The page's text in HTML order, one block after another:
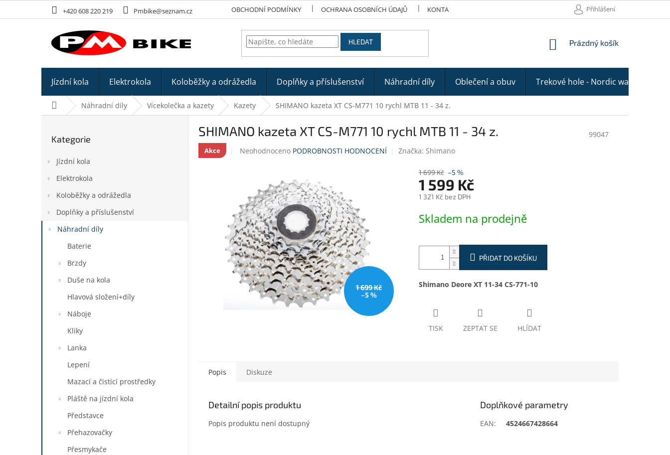
+420 608 220 219 Pmbike@seznam.cz OBCHODNÍ PODMÍNKY OCHRANA OSOBNÍCH ÚDAJŮ KONTAKTY Přihlášení
HLEDAT
NÁKUPNÍ
Prázdný košík
Jízdní kola Elektrokola Koloběžky a odrážedla Doplňky a příslušenství Náhradní díly Oblečení a obuv Trekové hole - Nordic walking
Domů Náhradní díly Vícekolečka a kazety Kazety SHIMANO kazeta XT CS-M771 10 rychl MTB 11 - 34 z.
p
Přeskočit
Kategorie
Jízdní kola
Elektrokola
Koloběžky a odrážedla
Doplňky a příslušenství
Náhradní díly
Baterie
Brzdy
Duše na kola
Hlavová složení+díly
Náboje
Kliky
Lanka
Lepení
Mazací a čistící prostředky
Pláště na jízdní kola
Představce
Přehazovačky
Přesmykače
SHIMANO kazeta XT CS-M771 10 rychl MTB 11 - 34 z. 99047
Akce
Průměrné
5
hvězdiček.
Neohodnoceno PODROBNOSTI HODNOCENÍ Značka: Shimano
1 699 Kč
–5 %
1 699 Kč –5 %
1 599 Kč
1 321 Kč bez DPH
cena:
Skladem na prodejně
PŘIDAT DO KOŠÍKU
Shimano Deore XT 11-34 CS-771-10
TISK ZEPTAT SE HLÍDAT
Popis Diskuze
Detailní popis produktu
Popis produktu není dostupný
Doplňkové parametry
EAN: 4524667428664